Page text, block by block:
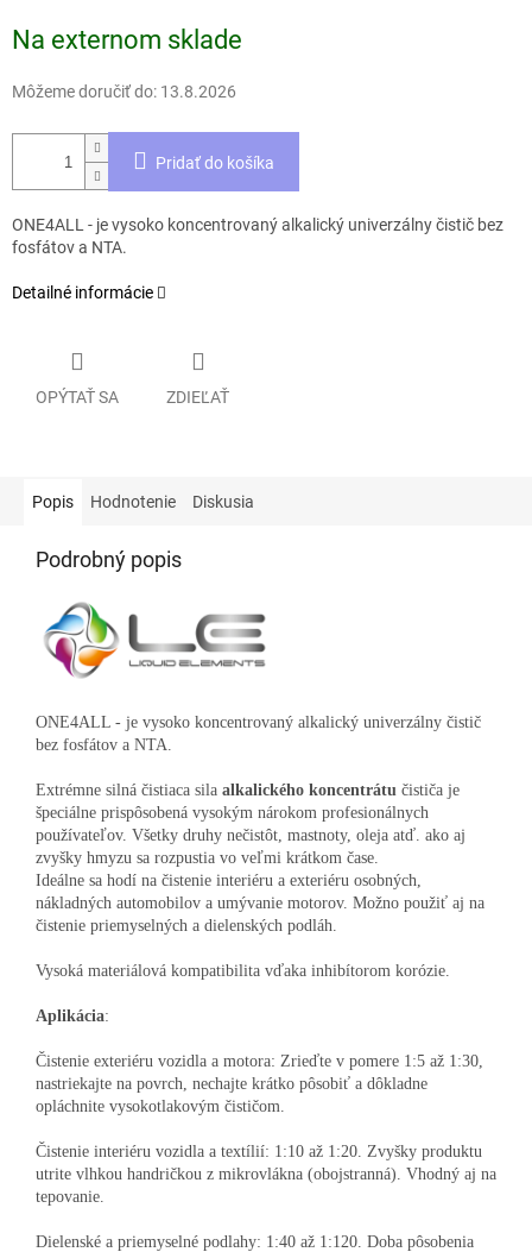
cena:
Na externom sklade
Môžeme doručiť do: 13.8.2026
Pridať do košíka
ONE4ALL - je vysoko koncentrovaný alkalický univerzálny čistič bez
fosfátov a NTA.
Detailné informácie
OPÝTAŤ SA ZDIEĽAŤ
Popis Hodnotenie Diskusia
Podrobný popis
ONE4ALL - je vysoko koncentrovaný alkalický univerzálny čistič
bez fosfátov a NTA.
Extrémne silná čistiaca sila alkalického koncentrátu čističa je
špeciálne prispôsobená vysokým nárokom profesionálnych
používateľov. Všetky druhy nečistôt, mastnoty, oleja atď. ako aj
zvyšky hmyzu sa rozpustia vo veľmi krátkom čase.
Ideálne sa hodí na čistenie interiéru a exteriéru osobných,
nákladných automobilov a umývanie motorov. Možno použiť aj na
čistenie priemyselných a dielenských podláh.
Vysoká materiálová kompatibilita vďaka inhibítorom korózie.
Aplikácia:
Čistenie exteriéru vozidla a motora: Zrieďte v pomere 1:5 až 1:30,
nastriekajte na povrch, nechajte krátko pôsobiť a dôkladne
opláchnite vysokotlakovým čističom.
Čistenie interiéru vozidla a textílií: 1:10 až 1:20. Zvyšky produktu
utrite vlhkou handričkou z mikrovlákna (obojstranná). Vhodný aj na
tepovanie.
Dielenské a priemyselné podlahy: 1:40 až 1:120. Doba pôsobenia